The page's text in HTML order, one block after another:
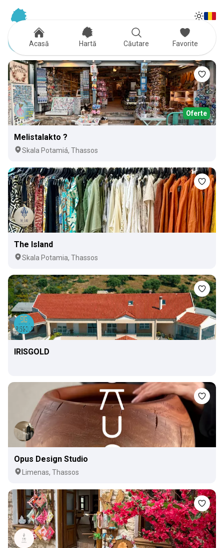
Jewelry stores
Oferte
Melistalakto ?
Skala Potamiá, Thassos
The Island
Skala Potamia, Thassos
IRISGOLD
Opus Design Studio
Limenas, Thassos
Acasă Hartă Căutare Favorite